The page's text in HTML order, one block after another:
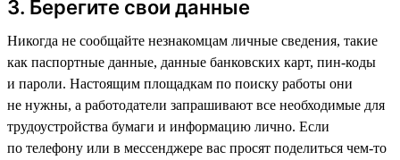
3. Берегите свои данные
Никогда не сообщайте незнакомцам личные сведения, такие
как паспортные данные, данные банковских карт, пин-коды
и пароли. Настоящим площадкам по поиску работы они
не нужны, а работодатели запрашивают все необходимые для
трудоустройства бумаги и информацию лично. Если
по телефону или в мессенджере вас просят поделиться чем-то